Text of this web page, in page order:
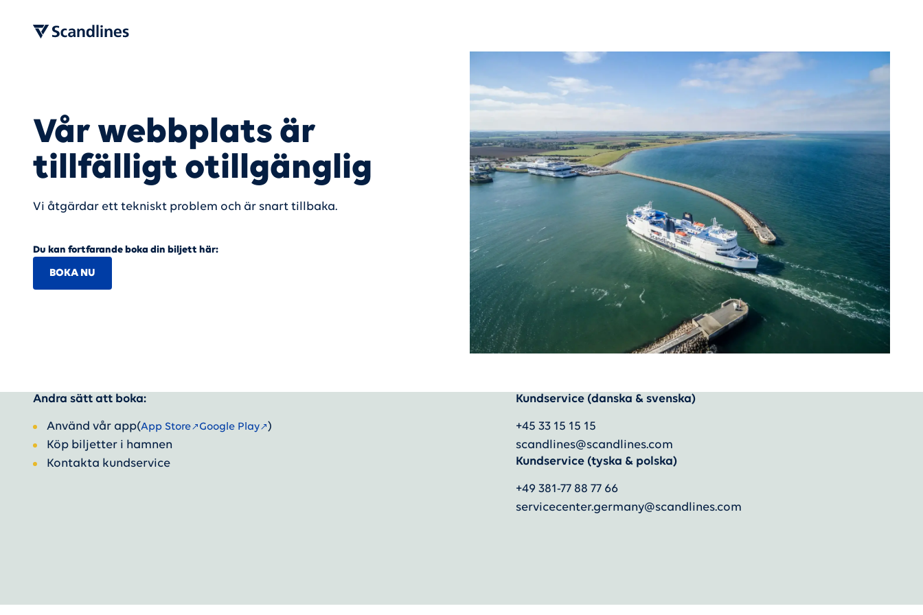
Vår webbplats är
tillfälligt otillgänglig
Vi åtgärdar ett tekniskt problem och är snart tillbaka.
Du kan fortfarande boka din biljett här:
BOKA NU
Andra sätt att boka:
Använd vår app(App Store Google Play
)
Köp biljetter i hamnen
Kontakta kundservice
Kundservice (danska & svenska)
+45 33 15 15 15
scandlines@scandlines.com
Kundservice (tyska & polska)
+49 381-77 88 77 66
servicecenter.germany@scandlines.com